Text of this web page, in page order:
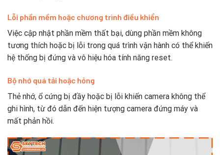
Lỗi phần mềm hoặc chương trình điều khiển
Việc cập nhật phần mềm thất bại, dùng phần mềm không
tương thích hoặc bị lỗi trong quá trình vận hành có thể khiến
hệ thống bị đứng và vô hiệu hóa tính năng reset.
Bộ nhớ quá tải hoặc hỏng
Thẻ nhớ, ổ cứng bị đầy hoặc bị lỗi khiến camera không thể
ghi hình, từ đó dẫn đến hiện tượng camera đứng máy và
mất phản hồi.